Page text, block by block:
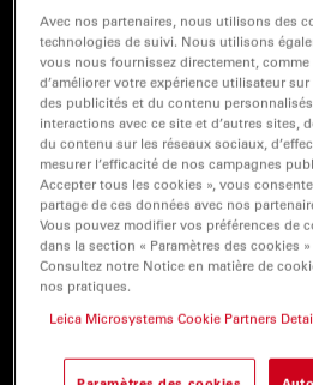
Avec nos partenaires, nous utilisons des
technologies de suivi. Nous utilisons
vous nous fournissez directement,
d’améliorer votre expérience utilisateur
des publicités et du contenu
interactions avec ce site et d’autres sites,
du contenu sur les réseaux sociaux,
mesurer l’efficacité de nos campagnes
Accepter tous les cookies », vous
partage de ces données avec nos
Vous pouvez modifier vos préférences de
dans la section « Paramètres des cookies
Consultez notre Notice en matière de
nos pratiques.
Leica Microsystems Cookie Partners